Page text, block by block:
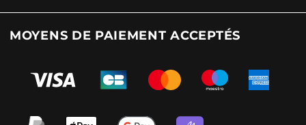
MOYENS DE PAIEMENT ACCEPTÉS